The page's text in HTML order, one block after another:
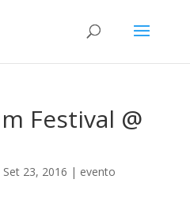
Festival @
Set 23, 2016 | evento